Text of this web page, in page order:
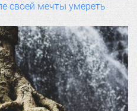
своей мечты умереть